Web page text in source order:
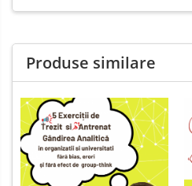
Produse similare